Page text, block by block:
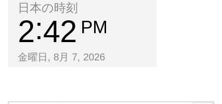
日本の時刻
2 42 PM
金曜日, 8月 7, 2026